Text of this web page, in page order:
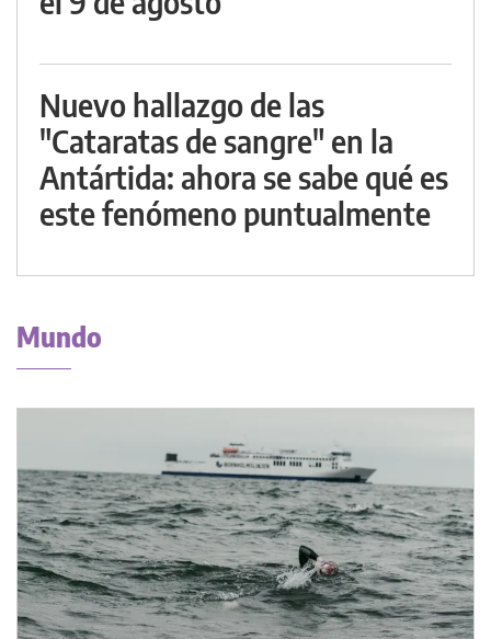
Nuevo hallazgo de las
"Cataratas de sangre" en la
Antártida: ahora se sabe qué es
este fenómeno puntualmente
Mundo